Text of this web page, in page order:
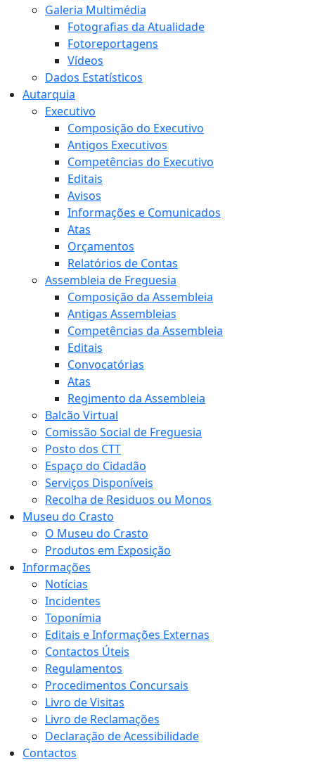
Galeria Multimédia
Fotografias da Atualidade
Fotoreportagens
Vídeos
Dados Estatísticos
Autarquia
Executivo
Composição do Executivo
Antigos Executivos
Competências do Executivo
Editais
Avisos
Informações e Comunicados
Atas
Orçamentos
Relatórios de Contas
Assembleia de Freguesia
Composição da Assembleia
Antigas Assembleias
Competências da Assembleia
Editais
Convocatórias
Atas
Regimento da Assembleia
Balcão Virtual
Comissão Social de Freguesia
Posto dos CTT
Espaço do Cidadão
Serviços Disponíveis
Recolha de Residuos ou Monos
Museu do Crasto
O Museu do Crasto
Produtos em Exposição
Informações
Notícias
Incidentes
Toponímia
Editais e Informações Externas
Contactos Úteis
Regulamentos
Procedimentos Concursais
Livro de Visitas
Livro de Reclamações
Declaração de Acessibilidade
Contactos